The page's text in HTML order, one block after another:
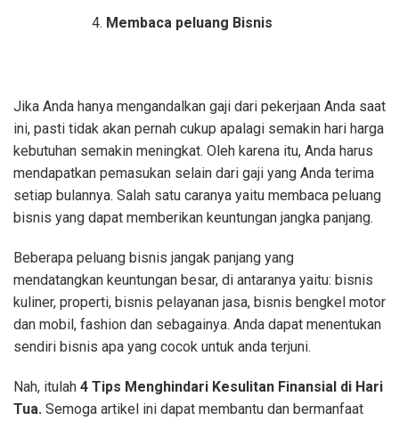
Membaca peluang Bisnis
Jika Anda hanya mengandalkan gaji dari pekerjaan Anda saat
ini, pasti tidak akan pernah cukup apalagi semakin hari harga
kebutuhan semakin meningkat. Oleh karena itu, Anda harus
mendapatkan pemasukan selain dari gaji yang Anda terima
setiap bulannya. Salah satu caranya yaitu membaca peluang
bisnis yang dapat memberikan keuntungan jangka panjang.
Beberapa peluang bisnis jangak panjang yang
mendatangkan keuntungan besar, di antaranya yaitu: bisnis
kuliner, properti, bisnis pelayanan jasa, bisnis bengkel motor
dan mobil, fashion dan sebagainya. Anda dapat menentukan
sendiri bisnis apa yang cocok untuk anda terjuni.
Nah, itulah 4 Tips Menghindari Kesulitan Finansial di Hari
Tua. Semoga artikel ini dapat membantu dan bermanfaat